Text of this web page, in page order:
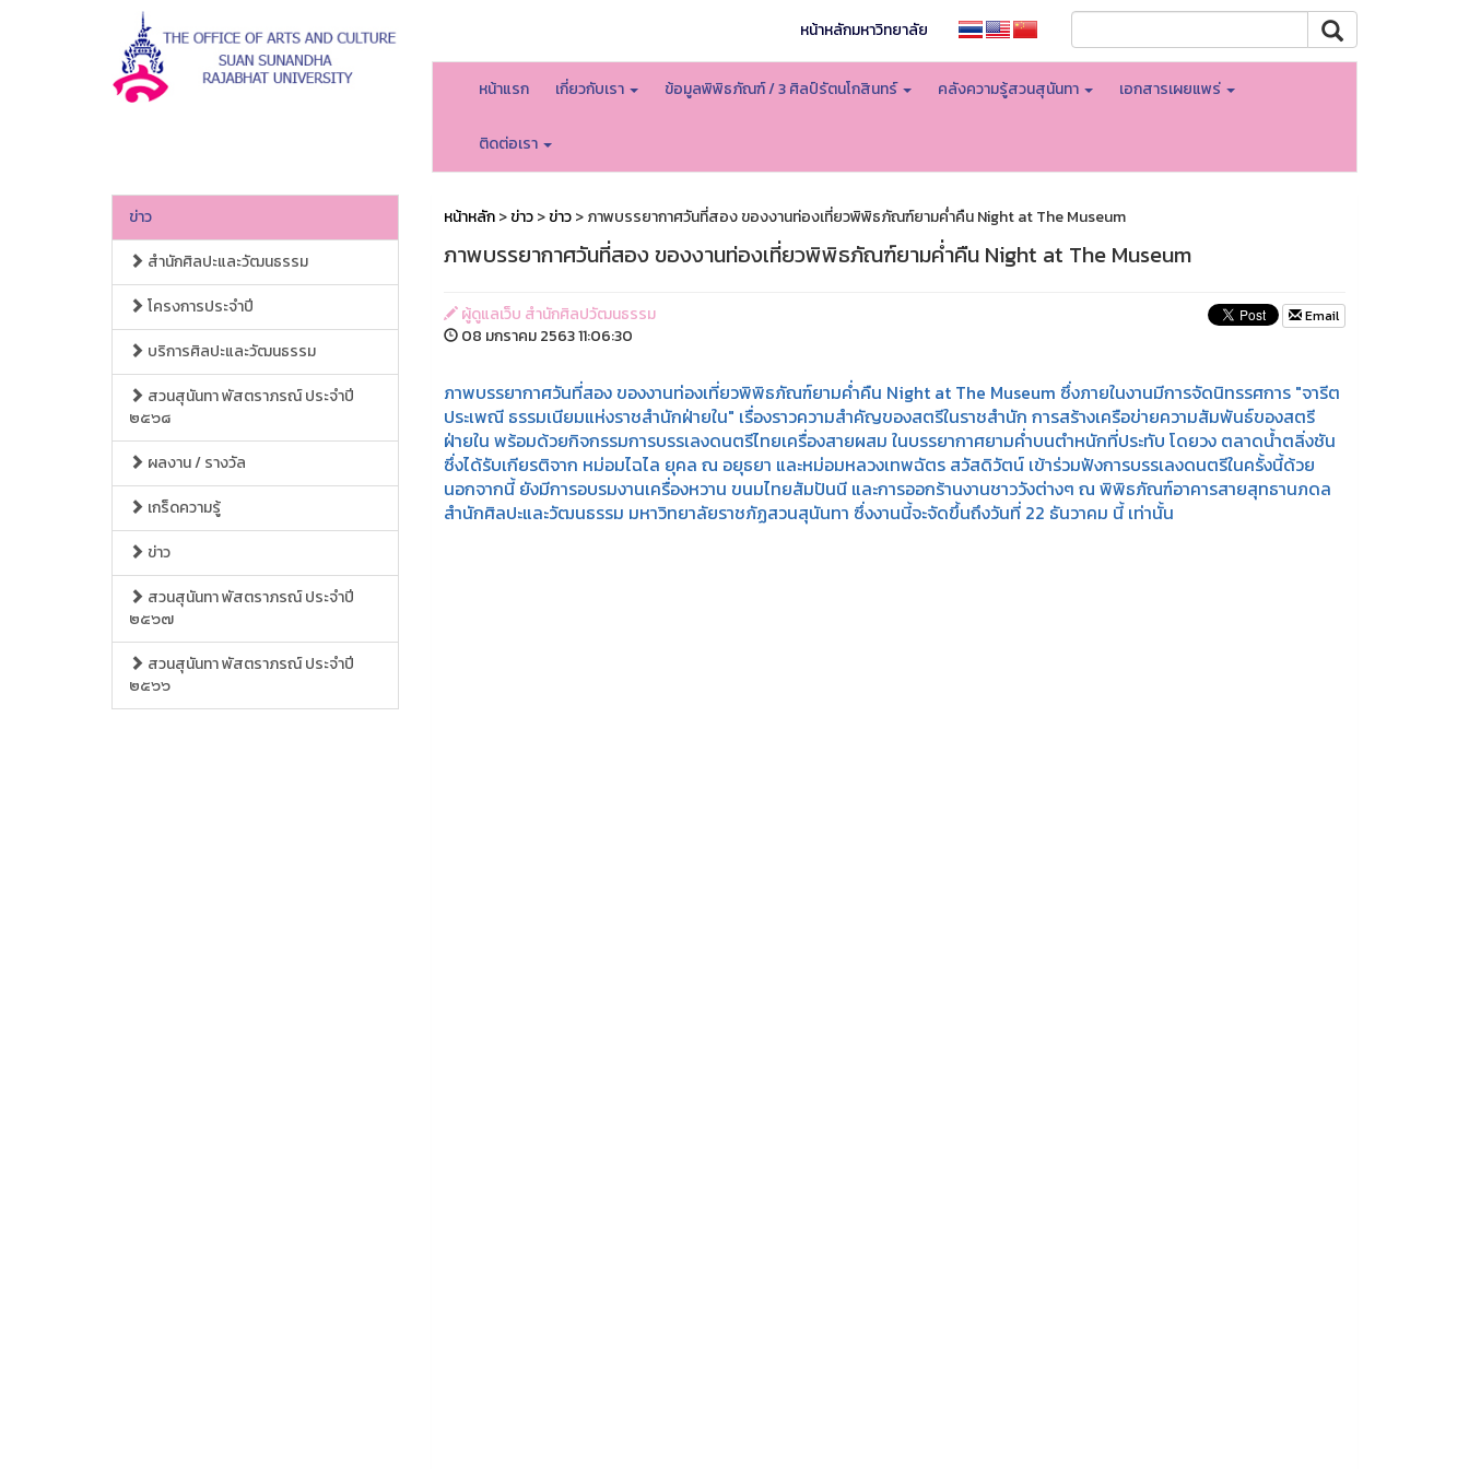
หน้าหลักมหาวิทยาลัย
หน้าแรก เกี่ยวกับเรา ข้อมูลพิพิธภัณฑ์ / 3 ศิลป์รัตนโกสินทร์ คลังความรู้สวนสุนันทา เอกสารเผยแพร่
ติดต่อเรา
ข่าว
สำนักศิลปะและวัฒนธรรม
โครงการประจำปี
บริการศิลปะและวัฒนธรรม
สวนสุนันทา พัสตราภรณ์ ประจำปี
๒๕๖๘
ผลงาน / รางวัล
เกร็ดความรู้
ข่าว
สวนสุนันทา พัสตราภรณ์ ประจำปี
๒๕๖๗
สวนสุนันทา พัสตราภรณ์ ประจำปี
๒๕๖๖
หน้าหลัก>ข่าว>ข่าว> ภาพบรรยากาศวันที่สอง ของงานท่องเที่ยวพิพิธภัณฑ์ยามค่ำคืน Night at The Museum
ภาพบรรยากาศวันที่สอง ของงานท่องเที่ยวพิพิธภัณฑ์ยามค่ำคืน Night at The Museum
ผู้ดูแลเว็บ สำนักศิลปวัฒนธรรม
08 มกราคม 2563 11:06:30
Email
ภาพบรรยากาศวันที่สอง ของงานท่องเที่ยวพิพิธภัณฑ์ยามค่ำคืน Night at The Museum ซึ่งภายในงานมีการจัดนิทรรศการ "จารีต
ประเพณี ธรรมเนียมแห่งราชสำนักฝ่ายใน" เรื่องราวความสำคัญของสตรีในราชสำนัก การสร้างเครือข่ายความสัมพันธ์ของสตรี
ฝ่ายใน พร้อมด้วยกิจกรรมการบรรเลงดนตรีไทยเครื่องสายผสม ในบรรยากาศยามค่ำบนตำหนักที่ประทับ โดยวง ตลาดน้ำตลิ่งชัน
ซึ่งได้รับเกียรติจาก หม่อมไฉไล ยุคล ณ อยุธยา และหม่อมหลวงเทพฉัตร สวัสดิวัตน์ เข้าร่วมฟังการบรรเลงดนตรีในครั้งนี้ด้วย
นอกจากนี้ ยังมีการอบรมงานเครื่องหวาน ขนมไทยสัมปันนี และการออกร้านงานชาววังต่างๆ ณ พิพิธภัณฑ์อาคารสายสุทธานภดล
สำนักศิลปะและวัฒนธรรม มหาวิทยาลัยราชภัฏสวนสุนันทา ซึ่งงานนี้จะจัดขึ้นถึงวันที่ 22 ธันวาคม นี้ เท่านั้น